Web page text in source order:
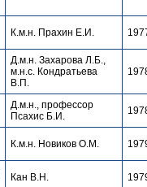
К.м.н. Прахин Е.И.
Д.м.н. Захарова Л.Б.,
м.н.с. Кондратьева
В.П.
Д.м.н., профессор
Псахис Б.И.
К.м.н. Новиков О.М.
Кан В.Н.